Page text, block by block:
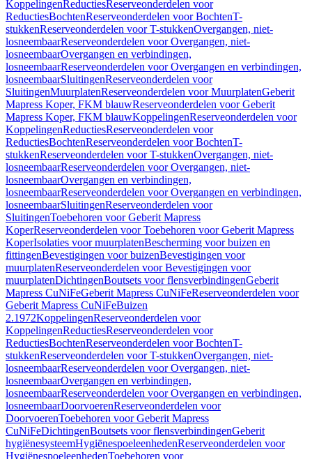
KoppelingenReductiesReserveonderdelen voor
ReductiesBochtenReserveonderdelen voor BochtenT-
stukkenReserveonderdelen voor T-stukkenOvergangen, niet-
losneembaarReserveonderdelen voor Overgangen, niet-
losneembaarOvergangen en verbindingen,
losneembaarReserveonderdelen voor Overgangen en verbindingen,
losneembaarSluitingenReserveonderdelen voor
SluitingenMuurplatenReserveonderdelen voor MuurplatenGeberit
Mapress Koper, FKM blauwReserveonderdelen voor Geberit
Mapress Koper, FKM blauwKoppelingenReserveonderdelen voor
KoppelingenReductiesReserveonderdelen voor
ReductiesBochtenReserveonderdelen voor BochtenT-
stukkenReserveonderdelen voor T-stukkenOvergangen, niet-
losneembaarReserveonderdelen voor Overgangen, niet-
losneembaarOvergangen en verbindingen,
losneembaarReserveonderdelen voor Overgangen en verbindingen,
losneembaarSluitingenReserveonderdelen voor
SluitingenToebehoren voor Geberit Mapress
KoperReserveonderdelen voor Toebehoren voor Geberit Mapress
KoperIsolaties voor muurplatenBescherming voor buizen en
fittingenBevestigingen voor buizenBevestigingen voor
muurplatenReserveonderdelen voor Bevestigingen voor
muurplatenDichtingenBoutsets voor flensverbindingenGeberit
Mapress CuNiFeGeberit Mapress CuNiFeReserveonderdelen voor
Geberit Mapress CuNiFeBuizen
2.1972KoppelingenReserveonderdelen voor
KoppelingenReductiesReserveonderdelen voor
ReductiesBochtenReserveonderdelen voor BochtenT-
stukkenReserveonderdelen voor T-stukkenOvergangen, niet-
losneembaarReserveonderdelen voor Overgangen, niet-
losneembaarOvergangen en verbindingen,
losneembaarReserveonderdelen voor Overgangen en verbindingen,
losneembaarDoorvoerenReserveonderdelen voor
DoorvoerenToebehoren voor Geberit Mapress
CuNiFeDichtingenBoutsets voor flensverbindingenGeberit
hygiënesysteemHygiënespoeleenhedenReserveonderdelen voor
HygiënespoeleenhedenToebehoren voor